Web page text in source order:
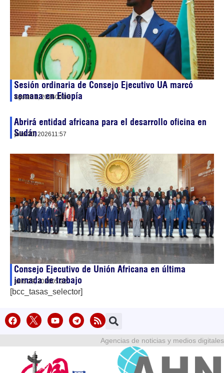
Sesión ordinaria de Consejo Ejecutivo UA marcó
semana en Etiopía
agosto 1, 202600:03
Abrirá entidad africana para el desarrollo oficina en
Sudán
julio 30, 202611:57
Consejo Ejecutivo de Unión Africana en última
jornada de trabajo
julio 29, 202605:32
[bcc_tasas_selector]
Agencias de noticias y medios digitales